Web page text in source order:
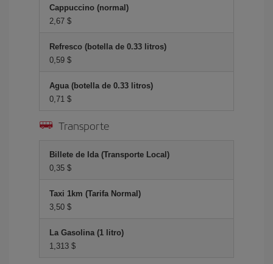
Cappuccino (normal)
2,67 $
Refresco (botella de 0.33 litros)
0,59 $
Agua (botella de 0.33 litros)
0,71 $
Transporte
Billete de Ida (Transporte Local)
0,35 $
Taxi 1km (Tarifa Normal)
3,50 $
La Gasolina (1 litro)
1,313 $